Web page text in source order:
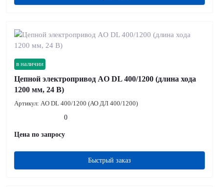
в наличии
Цепной электропривод AO DL 400/1200 (длина хода
1200 мм, 24 В)
Артикул: AO DL 400/1200 (АО ДЛ 400/1200)
0
Цена по запросу
Быстрый заказ